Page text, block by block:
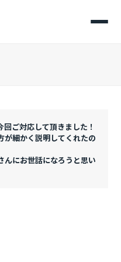
ご対応して頂きました！
が細かく説明してくれたの
んにお世話になろうと思い